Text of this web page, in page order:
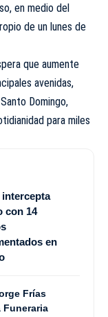
en medio del
de un lunes de
que aumente
avenidas,
Domingo,
para miles
con 14
en
Frías
Funeraria